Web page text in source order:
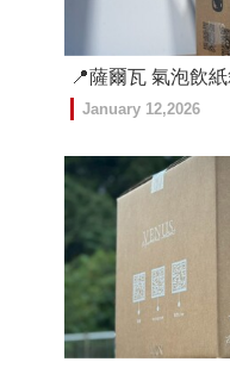
📍薩爾瓦 氣泡飲
January 12,2026